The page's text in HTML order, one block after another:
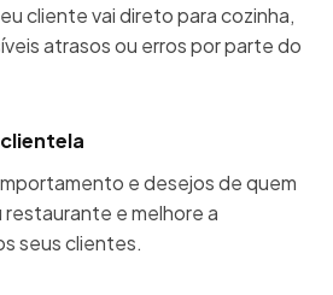
cliente vai direto para cozinha,
atrasos ou erros por parte do
e desejos de quem
e melhore a
seus clientes.